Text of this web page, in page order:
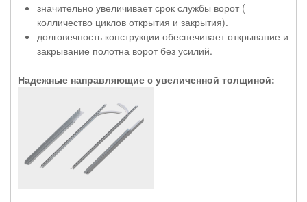
значительно увеличивает срок службы ворот (
колличество циклов открытия и закрытия).
долговечность конструкции обеспечивает открывание и
закрывание полотна ворот без усилий.
Надежные направляющие с увеличенной толщиной: